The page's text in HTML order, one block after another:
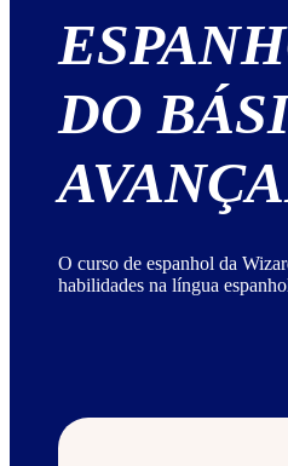
DO
O curso de espanhol da
habilidades na língua